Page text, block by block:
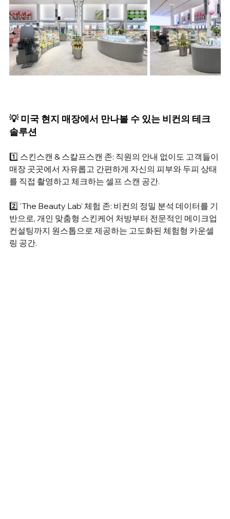
💡 미국 현지 매장에서 만나볼 수 있는 비컨의 테크
솔루션
1️⃣ 스킨스캔 & 스칼프스캔 존: 직원의 안내 없이도 고객들이
매장 곳곳에서 자유롭고 간편하게 자신의 피부와 두피 상태
를 직접 촬영하고 체크하는 셀프 스캔 공간.
2️⃣ 'The Beauty Lab' 체험 존: 비컨의 정밀 분석 데이터를 기
반으로, 개인 맞춤형 스킨케어 처방부터 전문적인 메이크업
컨설팅까지 원스톱으로 제공하는 고도화된 체험형 카운셀
링 공간.